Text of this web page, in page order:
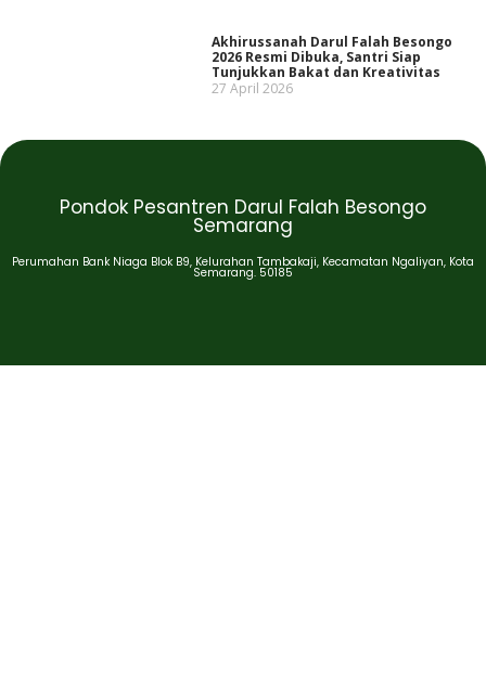
Akhirussanah Darul Falah Besongo
2026 Resmi Dibuka, Santri Siap
Tunjukkan Bakat dan Kreativitas
27 April 2026
Pondok Pesantren Darul Falah Besongo
Semarang
Perumahan Bank Niaga Blok B9, Kelurahan Tambakaji, Kecamatan Ngaliyan, Kota
Semarang. 50185